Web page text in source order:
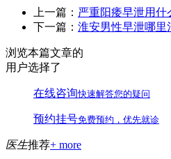
上一篇： 严重阳痿早泄用
下一篇： 淮安男性早泄哪里
浏览本篇文章的
用户选择了
在线咨询快速解答您的疑问
预约挂号免费预约，优先就诊
医生推荐+ more